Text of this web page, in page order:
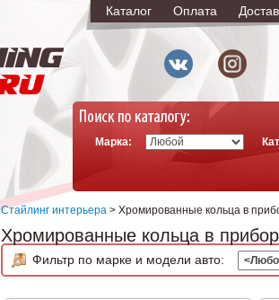
Каталог Оплата
Марка:
Стайлинг интерьера > Хромированные кольца в
Хромированные кольца в
Фильтр по марке и модели авто: